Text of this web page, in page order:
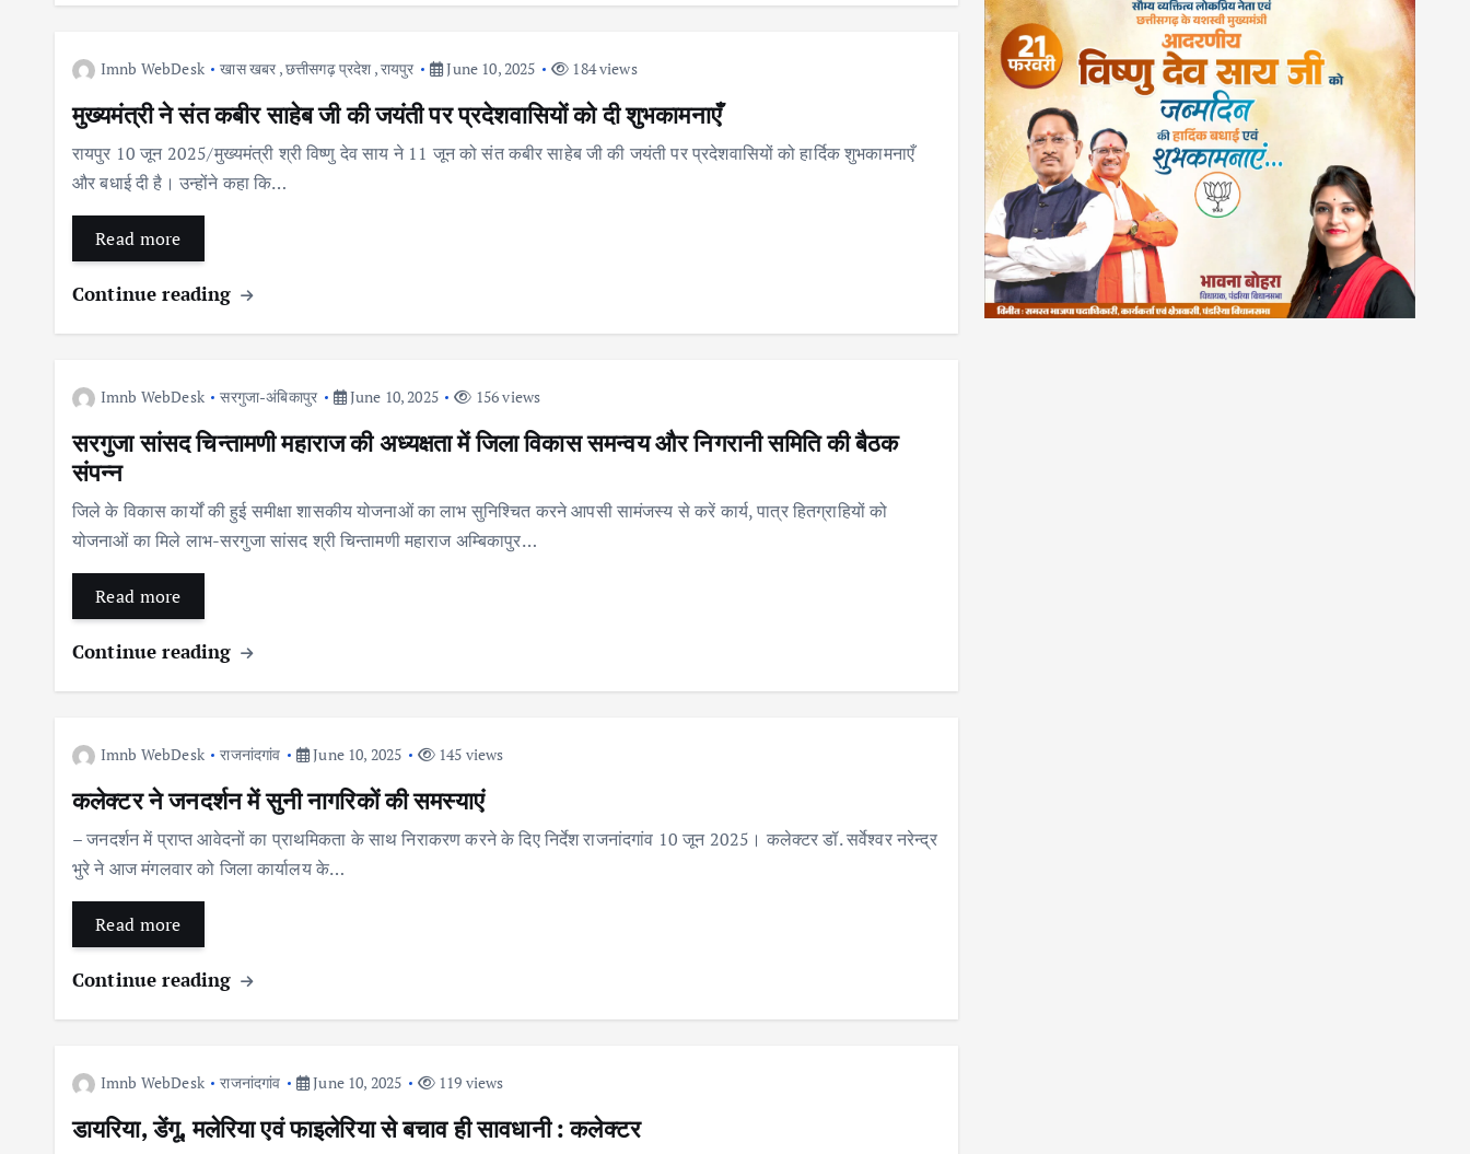
Imnb WebDesk खास खबर ,छत्तीसगढ़ प्रदेश ,रायपुर June 10, 2025 184 views
मुख्यमंत्री ने संत कबीर साहेब जी की जयंती पर प्रदेशवासियों को दी शुभकामनाएँ
रायपुर 10 जून 2025/मुख्यमंत्री श्री विष्णु देव साय ने 11 जून को संत कबीर साहेब जी की जयंती पर प्रदेशवासियों को हार्दिक शुभकामनाएँ
और बधाई दी है। उन्होंने कहा कि…
Read more
Continue reading
Imnb WebDesk सरगुजा-अंबिकापुर June 10, 2025 156 views
सरगुजा सांसद चिन्तामणी महाराज की अध्यक्षता में जिला विकास समन्वय और निगरानी समिति की बैठक
संपन्न
जिले के विकास कार्यों की हुई समीक्षा शासकीय योजनाओं का लाभ सुनिश्चित करने आपसी सामंजस्य से करें कार्य, पात्र हितग्राहियों को
योजनाओं का मिले लाभ-सरगुजा सांसद श्री चिन्तामणी महाराज अम्बिकापुर…
Read more
Continue reading
Imnb WebDesk राजनांदगांव June 10, 2025 145 views
कलेक्टर ने जनदर्शन में सुनी नागरिकों की समस्याएं
– जनदर्शन में प्राप्त आवेदनों का प्राथमिकता के साथ निराकरण करने के दिए निर्देश राजनांदगांव 10 जून 2025। कलेक्टर डॉ. सर्वेश्वर नरेन्द्र
भुरे ने आज मंगलवार को जिला कार्यालय के…
Read more
Continue reading
Imnb WebDesk राजनांदगांव June 10, 2025 119 views
डायरिया, डेंगू, मलेरिया एवं फाइलेरिया से बचाव ही सावधानी : कलेक्टर